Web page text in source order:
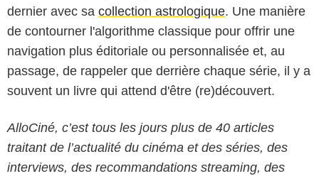
dernier avec sa collection astrologique. Une manière
de contourner l'algorithme classique pour offrir une
navigation plus éditoriale ou personnalisée et, au
passage, de rappeler que derrière chaque série, il y a
souvent un livre qui attend d'être (re)découvert.
AlloCiné, c’est tous les jours plus de 40 articles
traitant de l’actualité du cinéma et des séries, des
interviews, des recommandations streaming, des